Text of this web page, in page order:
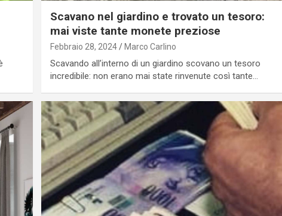
Scavano nel giardino e trovato un tesoro:
mai viste tante monete preziose
Febbraio 28, 2024 Marco Carlino
Scavando all’interno di un giardino scovano un tesoro
incredibile: non erano mai state rinvenute così tante…